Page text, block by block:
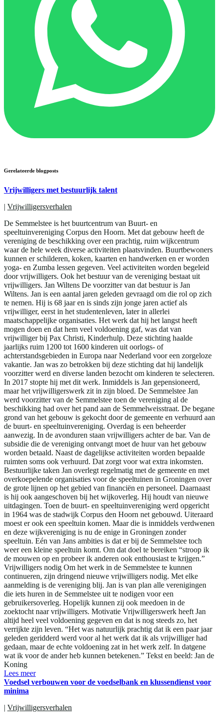
Gerelateerde blogposts
Vrijwilligers met bestuurlijk talent
| Vrijwilligersverhalen
De Semmelstee is het buurtcentrum van Buurt- en
speeltuinvereniging Corpus den Hoorn. Met dat gebouw heeft de
vereniging de beschikking over een prachtig, ruim wijkcentrum
waar de hele week diverse activiteiten plaatsvinden. Buurtbewoners
kunnen er schilderen, koken, kaarten en handwerken en er worden
yoga- en Zumba lessen gegeven. Veel activiteiten worden begeleid
door vrijwilligers. Ook het bestuur van de vereniging bestaat uit
vrijwilligers. Jan Wiltens De voorzitter van dat bestuur is Jan
Wiltens. Jan is een aantal jaren geleden gevraagd om die rol op zich
te nemen. Hij is 68 jaar en is sinds zijn jonge jaren actief als
vrijwilliger, eerst in het studentenleven, later in allerlei
maatschappelijke organisaties. Het werk dat hij het langst heeft
mogen doen en dat hem veel voldoening gaf, was dat van
vrijwilliger bij Pax Christi, Kinderhulp. Deze stichting haalde
jaarlijks ruim 1200 tot 1600 kinderen uit oorlogs- of
achterstandsgebieden in Europa naar Nederland voor een zorgeloze
vakantie. Jan was zo betrokken bij deze stichting dat hij landelijk
voorzitter werd en diverse landen bezocht om kinderen te selecteren.
In 2017 stopte hij met dit werk. Inmiddels is Jan gepensioneerd,
maar het vrijwilligerswerk zit in zijn bloed. De Semmelstee Jan
werd voorzitter van de Semmelstee toen de vereniging al de
beschikking had over het pand aan de Semmelweisstraat. De begane
grond van het gebouw is gekocht door de gemeente en verhuurd aan
de buurt- en speeltuinvereniging. Overdag is een beheerder
aanwezig. In de avonduren staan vrijwilligers achter de bar. Van de
subsidie die de vereniging ontvangt moet de huur van het gebouw
worden betaald. Naast de dagelijkse activiteiten worden bepaalde
ruimten soms ook verhuurd. Dat zorgt voor wat extra inkomsten.
Bestuurlijke taken Jan overlegt regelmatig met de gemeente en met
overkoepelende organisaties voor de speeltuinen in Groningen over
de grote lijnen op het gebied van financiën en personeel. Daarnaast
is hij ook aangeschoven bij het wijkoverleg. Hij houdt van nieuwe
uitdagingen. Toen de buurt- en speeltuinvereniging werd opgericht
in 1964 was de stadwijk Corpus den Hoorn net gebouwd. Uiteraard
moest er ook een speeltuin komen. Maar die is inmiddels verdwenen
en deze wijkvereniging is nu de enige in Groningen zonder
speeltuin. Eén van Jans ambities is dat er bij de Semmelstee toch
weer een kleine speeltuin komt. Om dat doel te bereiken “stroop ik
de mouwen op en probeer ik anderen ook enthousiast te krijgen.”
Vrijwilligers nodig Om het werk in de Semmelstee te kunnen
continueren, zijn dringend nieuwe vrijwilligers nodig. Met elke
aanmelding is de vereniging blij. Jan is van plan alle verenigingen
die iets huren in de Semmelstee uit te nodigen voor een
gebruikersoverleg. Hopelijk kunnen zij ook meedoen in de
zoektocht naar vrijwilligers. Motivatie Vrijwilligerswerk heeft Jan
altijd heel veel voldoening gegeven en dat is nog steeds zo, het
verrijkte zijn leven. “Het was natuurlijk prachtig dat ik een paar jaar
geleden geridderd werd voor al het werk dat ik als vrijwilliger had
gedaan, maar de echte voldoening zat in het werk zelf. In datgene
wat ik voor de ander heb kunnen betekenen.” Tekst en beeld: Jan de
Koning
Lees meer
Voedsel verbouwen voor de voedselbank en klussendienst voor
minima
| Vrijwilligersverhalen